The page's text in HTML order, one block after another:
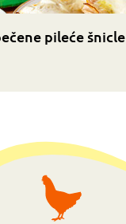
pileće šnicle